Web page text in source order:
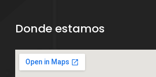
Donde estamos